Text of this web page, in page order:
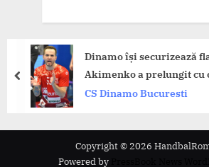
își securizează flancul drept: Andrii
a prelungit cu campioana
Bucuresti
prev
Copyright © 2026
Powered by